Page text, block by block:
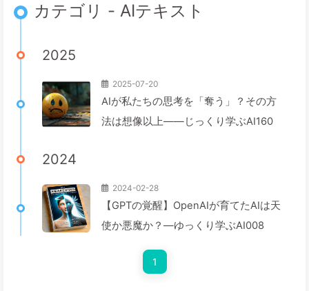
カテゴリ - AIテキスト
2025
2025-07-20
AIが私たちの思考を「奪う」？その方
法は想像以上——じっくり学ぶAI160
2024
2024-02-28
【GPTの覚醒】OpenAIが育てたAIは天
使か悪魔か？—ゆっくり学ぶAI008
1